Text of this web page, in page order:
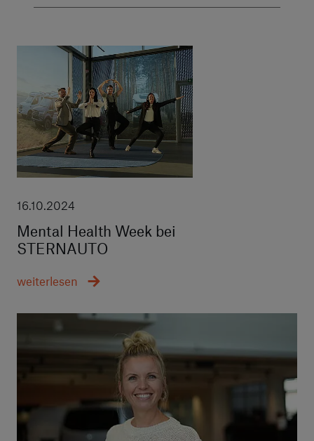
16.10.2024
Mental Health Week bei
STERNAUTO
weiterlesen